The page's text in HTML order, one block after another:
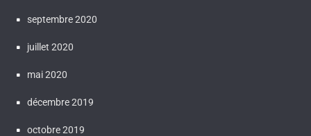
septembre 2020
juillet 2020
mai 2020
décembre 2019
octobre 2019